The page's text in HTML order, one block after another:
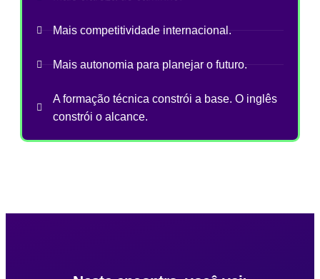
Mais competitividade internacional.
Mais autonomia para planejar o futuro.
A formação técnica constrói a base. O inglês
constrói o alcance.